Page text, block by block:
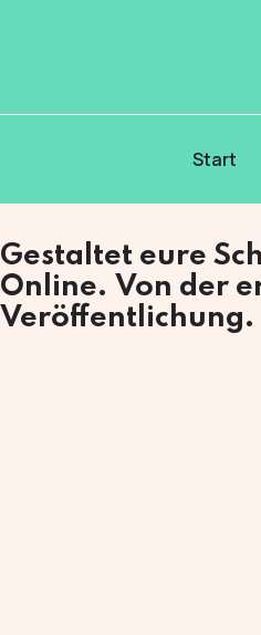
Start
Gestaltet eure
Online. Von der
Veröffentlichung.